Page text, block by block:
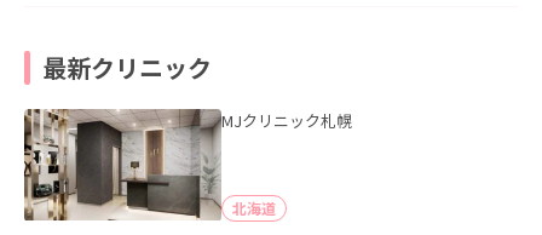
最新クリニック
MJクリニック札幌
北海道